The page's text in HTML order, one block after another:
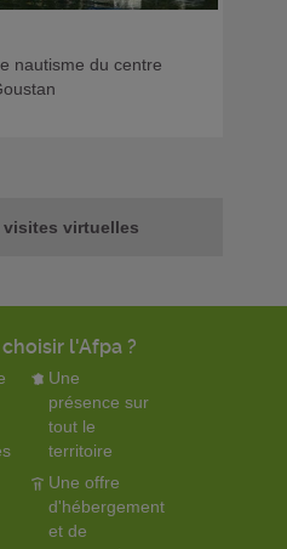
nautisme du centre
visites virtuelles
l'Afpa ?
Une
présence sur
tout le
territoire
Une offre
d'hébergement
et de